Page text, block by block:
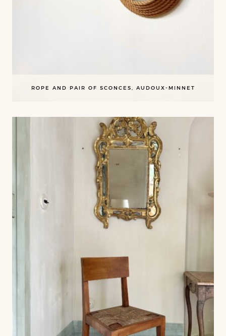
ROPE AND PAIR OF SCONCES, AUDOUX-MINNET